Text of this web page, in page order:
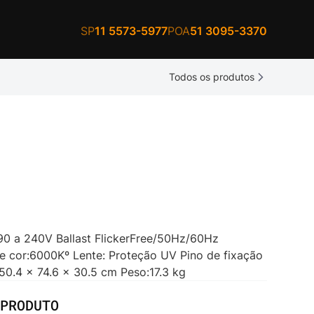
SP11 5573-5977POA51 3095-3370
Todos os produtos
a 240V Ballast FlickerFree/50Hz/60Hz
cor:6000Kº Lente: Proteção UV Pino de fixação
x 74.6 x 30.5 cm Peso:17.3 kg